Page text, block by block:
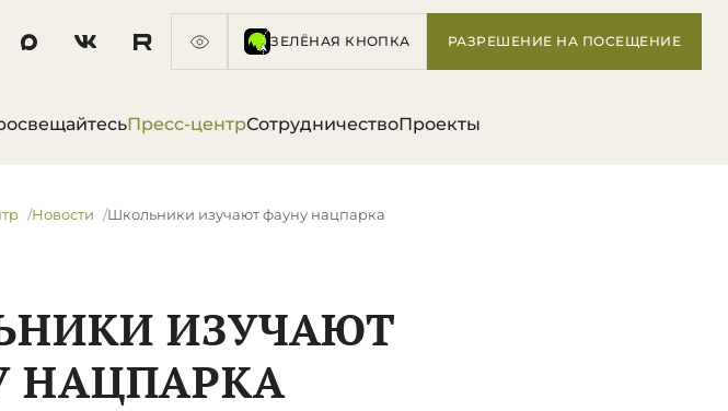
ЗЕЛЁНАЯ КНОПКА РАЗРЕШЕНИЕ НА ПОСЕЩЕНИЕ
Пресс-центрСотрудничествоПроекты
Новости ​Школьники изучают фауну нацпарка
ИЗУЧАЮТ
НАЦПАРКА